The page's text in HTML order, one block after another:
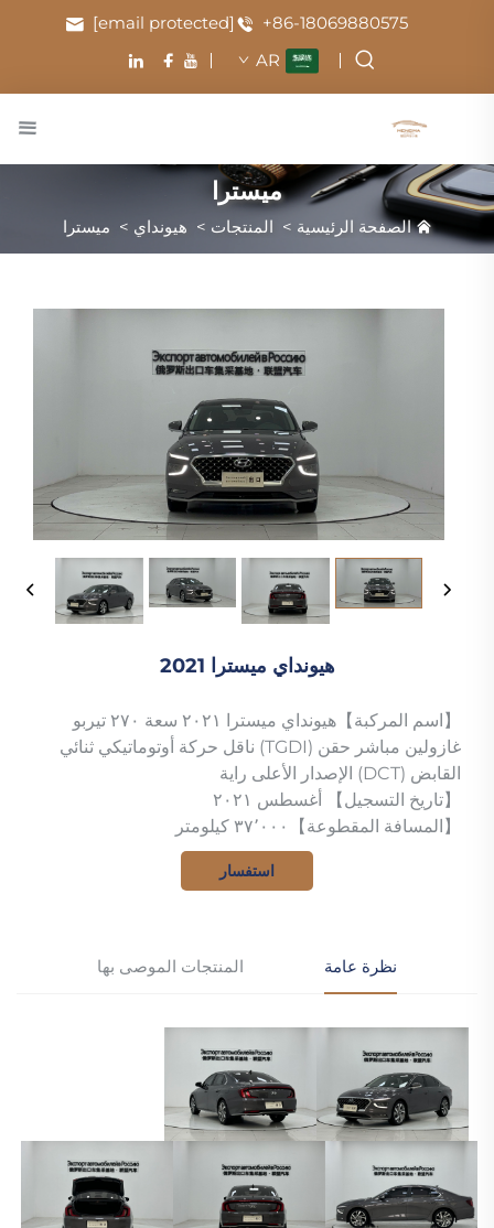
+86-18069880575
[email protected]
AR
ميسترا
الصفحة الرئيسية > المنتجات > هيونداي > ميسترا
هيونداي ميسترا 2021
【اسم المركبة】هيونداي ميسترا ٢٠٢١ سعة ٢٧٠ تيربو
غازولين مباشر حقن (TGDI) ناقل حركة أوتوماتيكي ثنائي
القابض (DCT) الإصدار الأعلى راية
【تاريخ التسجيل】 أغسطس ٢٠٢١
【المسافة المقطوعة】٣٧٬٠٠٠ كيلومتر
استفسار
نظرة عامة المنتجات الموصى بها